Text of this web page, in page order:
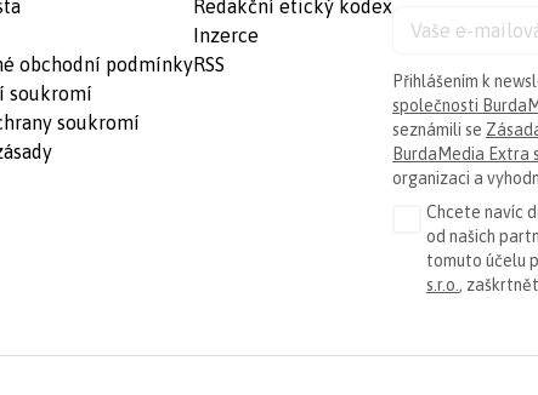
obchodní podmínky
soukromí
soukromí
Redakční etický kodex
Inzerce
RSS
Přihlášením k
společnosti
seznámili se
BurdaMedia Extra
organizaci a
Chcete navíc
od našich
tomuto účelu
s.r.o. ,